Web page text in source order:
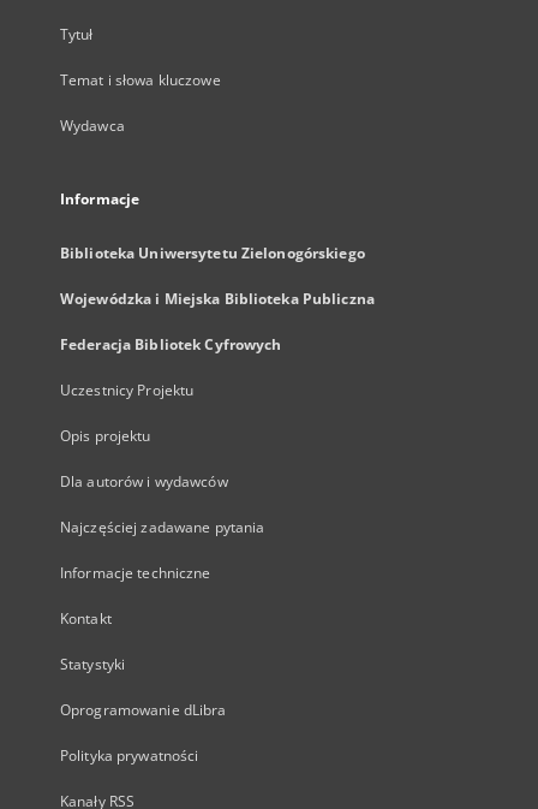
Tytuł
Temat i słowa kluczowe
Wydawca
Informacje
Biblioteka Uniwersytetu Zielonogórskiego
Wojewódzka i Miejska Biblioteka Publiczna
Federacja Bibliotek Cyfrowych
Uczestnicy Projektu
Opis projektu
Dla autorów i wydawców
Najczęściej zadawane pytania
Informacje techniczne
Kontakt
Statystyki
Oprogramowanie dLibra
Polityka prywatności
Kanały RSS